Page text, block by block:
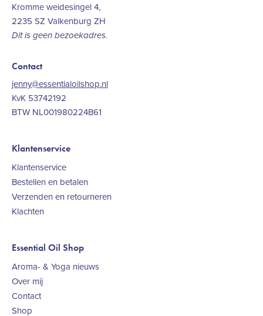
Kromme weidesingel 4,
2235 SZ Valkenburg ZH
Dit is geen bezoekadres.
Contact
jenny@essentialoilshop.nl
KvK 53742192
BTW NL001980224B61
Klantenservice
Klantenservice
Bestellen en betalen
Verzenden en retourneren
Klachten
Essential Oil Shop
Aroma- & Yoga nieuws
Over mij
Contact
Shop